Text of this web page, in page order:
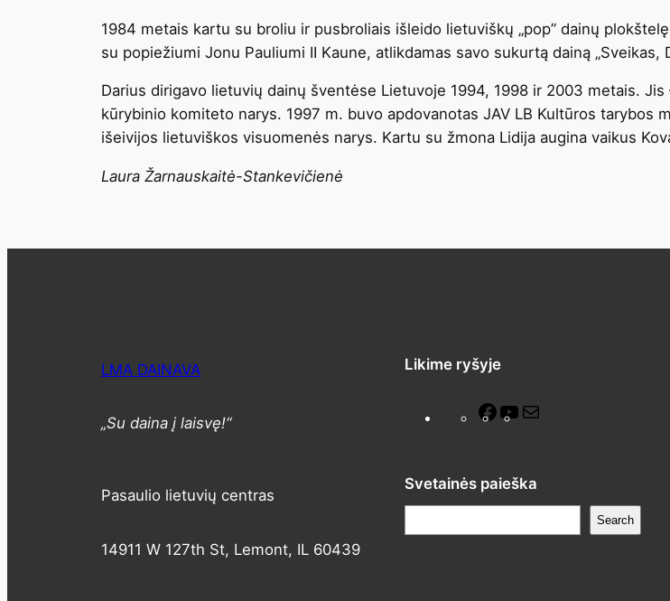
1984 metais kartu su broliu ir pusbroliais išleido lietuviškų „pop” dainų
su popiežiumi Jonu Pauliumi II Kaune, atlikdamas savo sukurtą dainą „Sveikas,
Darius dirigavo lietuvių dainų šventėse Lietuvoje 1994, 1998 ir 2003 metais.
kūrybinio komiteto narys. 1997 m. buvo apdovanotas JAV LB Kultūros tarybos
išeivijos lietuviškos visuomenės narys. Kartu su žmona Lidija augina vaikus
Laura Žarnauskaitė-Stankevičienė
LMA DAINAVA
„Su daina į laisvę!“
Pasaulio lietuvių centras
14911 W 127th St, Lemont, IL 60439
Likime ryšyje
F
e
b
Y
T
u
Svetainės paieška
a
Search